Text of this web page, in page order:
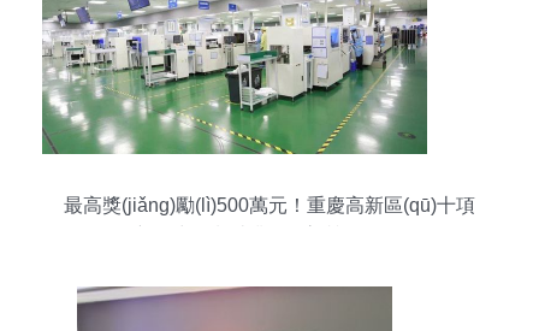
最高獎(jiǎng)勵(lì)500萬元！重慶高新區(qū)十項